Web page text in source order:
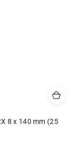
8 x 140 mm (25